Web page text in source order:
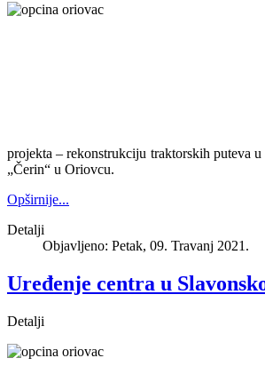
projekta – rekonstrukciju traktorskih puteva u
„Čerin“ u Oriovcu.
Opširnije...
Detalji
Objavljeno: Petak, 09. Travanj 2021.
Uređenje centra u
Detalji